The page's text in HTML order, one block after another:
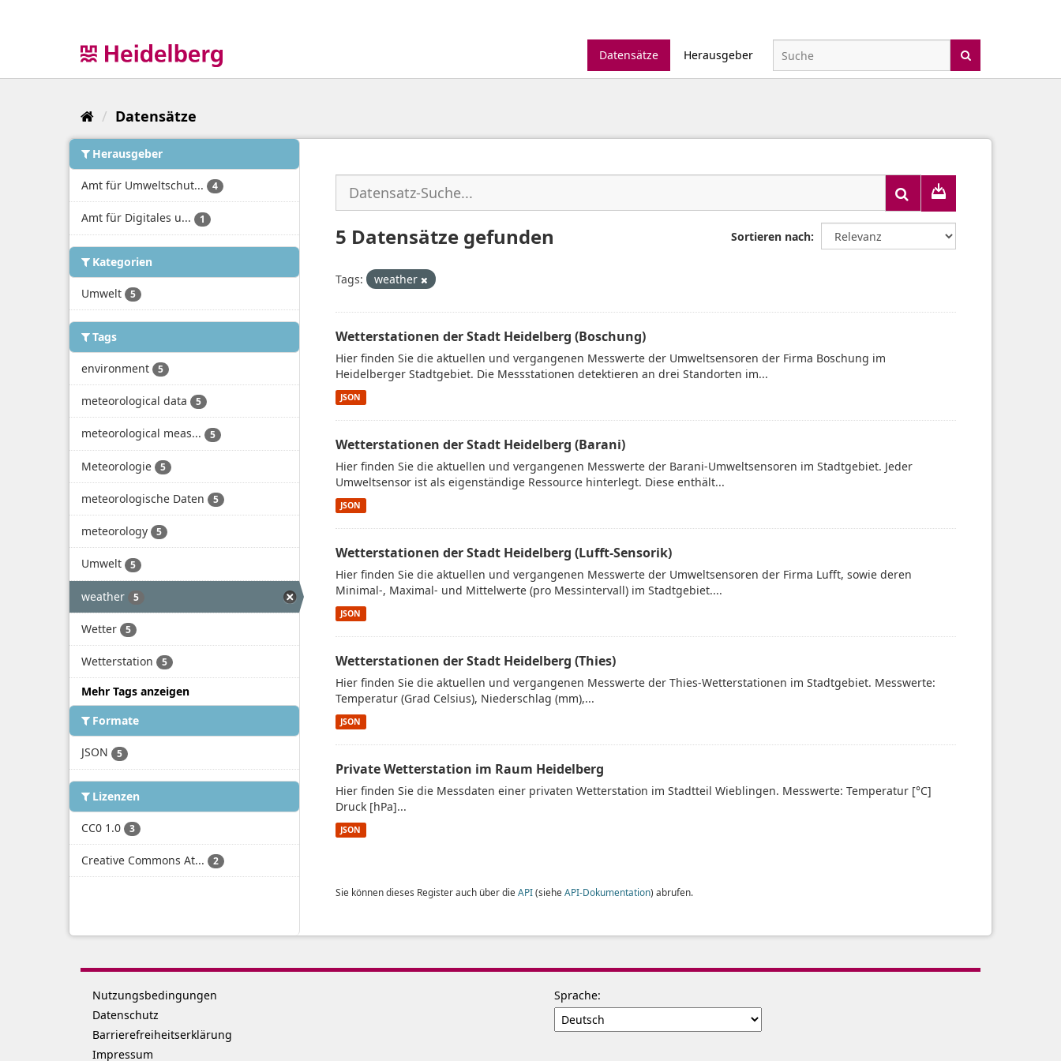
Datensätze
Herausgeber
Datensätze
Herausgeber
Amt für Umweltschut... 4
Amt für Digitales u... 1
Kategorien
Umwelt 5
Tags
environment 5
meteorological data 5
meteorological meas... 5
Meteorologie 5
meteorologische Daten 5
meteorology 5
Umwelt 5
weather 5
Wetter 5
Wetterstation 5
Mehr Tags anzeigen
Formate
JSON 5
Lizenzen
CC0 1.0 3
Creative Commons At... 2
Sortieren nach
5 Datensätze gefunden
Tags: weather
Wetterstationen der Stadt Heidelberg (Boschung)
Hier finden Sie die aktuellen und vergangenen Messwerte der Umweltsensoren der Firma Boschung im
Heidelberger Stadtgebiet. Die Messstationen detektieren an drei Standorten im...
JSON
Wetterstationen der Stadt Heidelberg (Barani)
Hier finden Sie die aktuellen und vergangenen Messwerte der Barani-Umweltsensoren im Stadtgebiet. Jeder
Umweltsensor ist als eigenständige Ressource hinterlegt. Diese enthält...
JSON
Wetterstationen der Stadt Heidelberg (Lufft-Sensorik)
Hier finden Sie die aktuellen und vergangenen Messwerte der Umweltsensoren der Firma Lufft, sowie deren
Minimal-, Maximal- und Mittelwerte (pro Messintervall) im Stadtgebiet....
JSON
Wetterstationen der Stadt Heidelberg (Thies)
Hier finden Sie die aktuellen und vergangenen Messwerte der Thies-Wetterstationen im Stadtgebiet. Messwerte:
Temperatur (Grad Celsius), Niederschlag (mm),...
JSON
Private Wetterstation im Raum Heidelberg
Hier finden Sie die Messdaten einer privaten Wetterstation im Stadtteil Wieblingen. Messwerte: Temperatur [°C]
Druck [hPa]...
JSON
Sie können dieses Register auch über die API(siehe API-Dokumentation) abrufen.
Nutzungsbedingungen
Datenschutz
Barrierefreiheitserklärung
Impressum
Sprache